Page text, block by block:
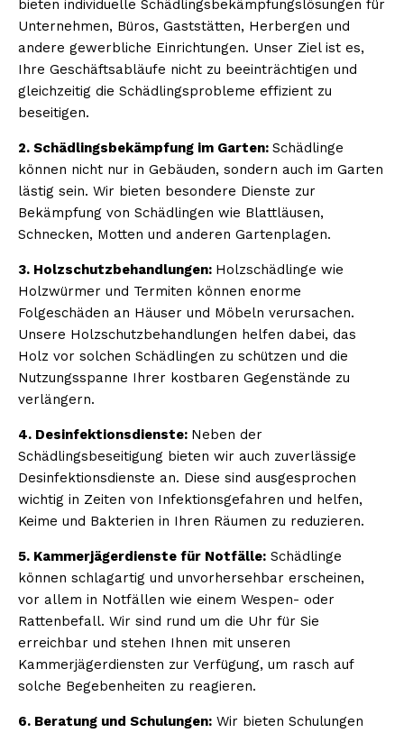
bieten individuelle Schädlingsbekämpfungslösungen für
Unternehmen, Büros, Gaststätten, Herbergen und
andere gewerbliche Einrichtungen. Unser Ziel ist es,
Ihre Geschäftsabläufe nicht zu beeinträchtigen und
gleichzeitig die Schädlingsprobleme effizient zu
beseitigen.
2. Schädlingsbekämpfung im Garten: Schädlinge
können nicht nur in Gebäuden, sondern auch im Garten
lästig sein. Wir bieten besondere Dienste zur
Bekämpfung von Schädlingen wie Blattläusen,
Schnecken, Motten und anderen Gartenplagen.
3. Holzschutzbehandlungen: Holzschädlinge wie
Holzwürmer und Termiten können enorme
Folgeschäden an Häuser und Möbeln verursachen.
Unsere Holzschutzbehandlungen helfen dabei, das
Holz vor solchen Schädlingen zu schützen und die
Nutzungsspanne Ihrer kostbaren Gegenstände zu
verlängern.
4. Desinfektionsdienste: Neben der
Schädlingsbeseitigung bieten wir auch zuverlässige
Desinfektionsdienste an. Diese sind ausgesprochen
wichtig in Zeiten von Infektionsgefahren und helfen,
Keime und Bakterien in Ihren Räumen zu reduzieren.
5. Kammerjägerdienste für Notfälle: Schädlinge
können schlagartig und unvorhersehbar erscheinen,
vor allem in Notfällen wie einem Wespen- oder
Rattenbefall. Wir sind rund um die Uhr für Sie
erreichbar und stehen Ihnen mit unseren
Kammerjägerdiensten zur Verfügung, um rasch auf
solche Begebenheiten zu reagieren.
6. Beratung und Schulungen: Wir bieten Schulungen